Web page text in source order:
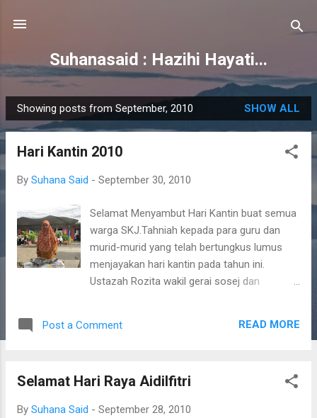
Suhanasaid : Hazihi Hayati...
P
o
Showing posts from September, 2010 SHOW ALL
Hari Kantin 2010
By Suhana Said - September 30, 2010
Selamat Menyambut Hari Kantin buat semua
warga SKJ.Tahniah kepada para guru dan
murid-murid yang telah bertungkus lumus
menjayakan hari kantin pada tahun ini.
Ustazah Rozita wakil gerai sosej dan
nasi) dan Cikgu Nazriah Para pembantu Sir
Post a Comment READ MORE
Selamat Hari Raya Aidilfitri
By Suhana Said - September 28, 2010